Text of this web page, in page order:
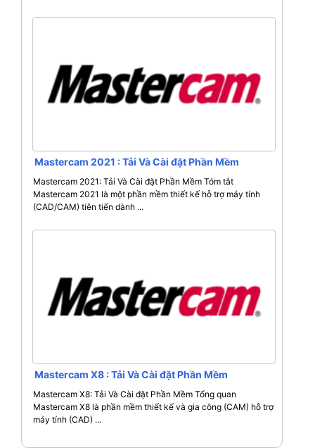
Mastercam 2021 : Tải Và Cài đặt Phần Mềm
Mastercam 2021: Tải Và Cài đặt Phần Mềm Tóm tắt
Mastercam 2021 là một phần mềm thiết kế hỗ trợ máy tính
(CAD/CAM) tiên tiến dành ...
Mastercam X8 : Tải Và Cài đặt Phần Mềm
Mastercam X8: Tải Và Cài đặt Phần Mềm Tổng quan
Mastercam X8 là phần mềm thiết kế và gia công (CAM) hỗ trợ
máy tính (CAD) ...